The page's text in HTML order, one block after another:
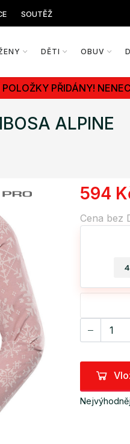
SOUTĚŽ
DĚTI OBUV
POLOŽKY PŘIDÁNY!
ALPINE
594
Cena bez
4